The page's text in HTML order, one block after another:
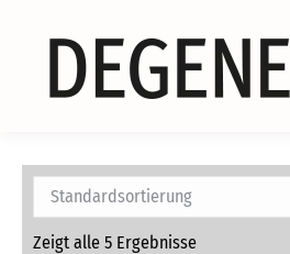
Zeigt alle 5 Ergebnisse